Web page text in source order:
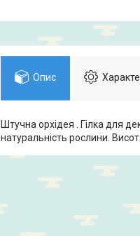
Опис
Штучна орхідея . Гілка для
натуральність рослини.